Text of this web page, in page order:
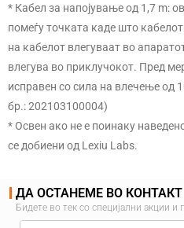
* Кабел за напојување од 1,7 m:
помеѓу точката каде што
на кабелот влегуваат во
влегува во приклучокот. Пред
исправен со сила на влечење од
бр.: 202103100004)
* Освен ако не е поинаку
се добиени од Lexiu Labs.
ДА ОСТАНЕМЕ ВО КОНТАКТ
Бидете во тек со специјални акции и